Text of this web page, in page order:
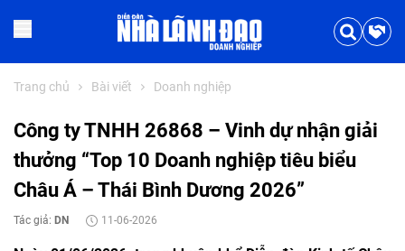
Trang chủ Bài viết Doanh nghiệp
Công ty TNHH 26868 – Vinh dự nhận giải
thưởng “Top 10 Doanh nghiệp tiêu biểu
Châu Á – Thái Bình Dương 2026”
Tác giả: DN 11-06-2026